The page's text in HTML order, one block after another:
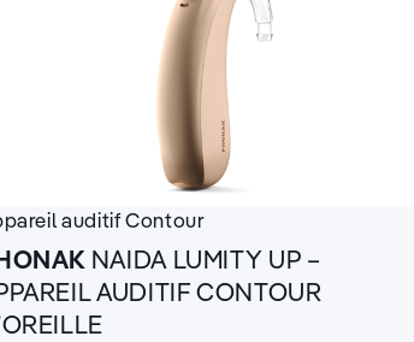
auditifContour
NAIDA LUMITY UP –
AUDITIF CONTOUR